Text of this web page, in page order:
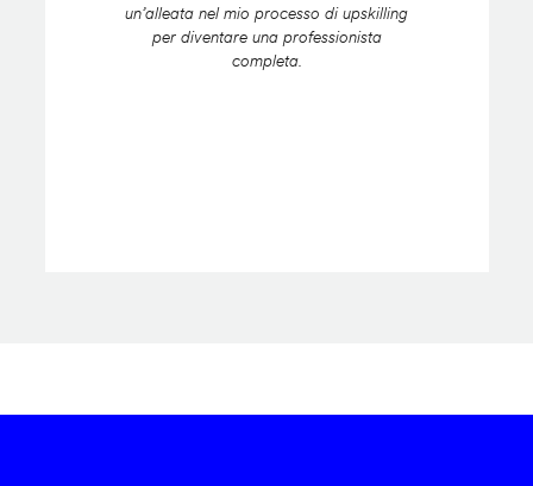
un’alleata nel mio processo di upskilling
per diventare una professionista
completa.